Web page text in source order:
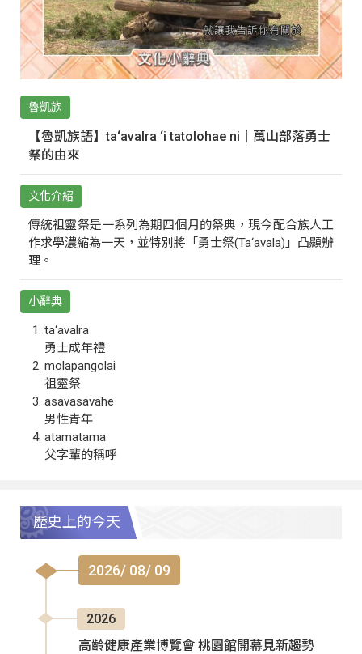
魯凱族
【魯凱族語】ta‘avalra ‘i tatolohae ni｜萬山部落勇士
祭的由來
文化介紹
傳統祖靈祭是一系列為期四個月的祭典，現今配合族人工
作求學濃縮為一天，並特別將「勇士祭(Ta‘avala)」凸顯辦
理。
小辭典
ta‘avalra
勇士成年禮
molapangolai
祖靈祭
asavasavahe
男性青年
atamatama
父字輩的稱呼
歷史上的今天
2026/ 08/ 09
2026
高齡健康產業博覽會 桃園館開幕見新趨勢